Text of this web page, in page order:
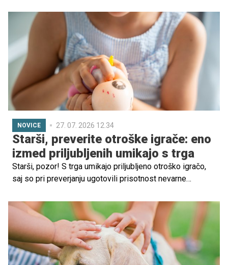
marsikoga je to znak nežnosti in sprejemanja novega
člana družine, vendar se hkrati pojavi vprašanje: je pasje
lizanje dojenčka varno ali bi ga morali preprečiti?
NOVICE 27. 07. 2026 12.34
Starši, preverite otroške igrače: eno
izmed priljubljenih umikajo s trga
Starši, pozor! S trga umikajo priljubljeno otroško igračo,
saj so pri preverjanju ugotovili prisotnost nevarne